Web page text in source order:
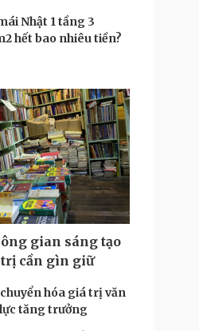
Nhật 1 tầng 3
hết bao nhiêu tiền?
gian sáng tạo
cần gìn giữ
hóa giá trị văn
tăng trưởng